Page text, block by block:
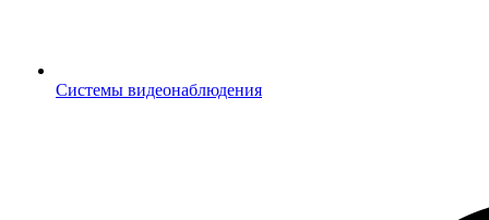
Системы видеонаблюдения